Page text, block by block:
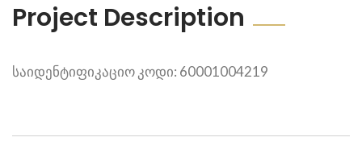
Project Description
საიდენტიფიკაციო კოდი: 60001004219